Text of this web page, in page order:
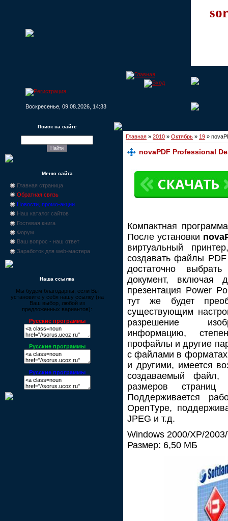
Воскресенье, 09.08.2026, 14:33
Поиск на сайте
Меню сайта
Главная страница
Обратная связь
Новости, промо-акции
Наш каталог сайтов
Гостевая книга
Форум
Ваш вопрос - наш ответ
Заработок для web-мастера
Наша ссылка
Мы будем благодарны, если Вы
установите у себя нашу ссылку (на
Ваш выбор, любой из
предложенных вариантов):
Русские программы
Русские программы
Русские программы
Главная » 2010 » Октябрь » 19 »
novaPDF Professional
Компактная
После установки
виртуальный
создавать файлы
достаточно
документ, включая
презентация Power
тут же будет
существующим
разрешение
информацию,
профайлы и другие
с файлами в форматах
и другими, имеется
создаваемый файл,
размеров страниц
Поддерживается
OpenType,
JPEG и т.д.
Windows 2000/XP/
Размер: 6,50 МБ